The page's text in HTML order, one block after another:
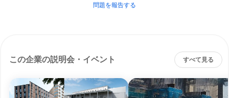
問題を報告する
この企業の説明会・イベント すべて見る